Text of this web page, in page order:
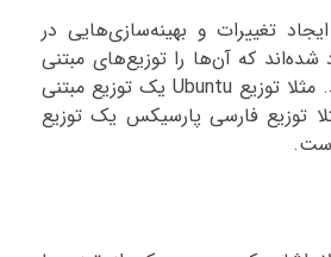
تغییرات و بهینه‌سازی‌هایی در
شده‌اند که آن‌ها را توزیع‌های مبتنی
بر یک توزیع می‌نامند. مثلا توزیع Ubuntu یک توزیع مبتنی
توزیع فارسی پارسیکس یک توزیع